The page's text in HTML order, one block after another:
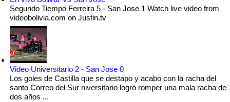
Segundo Tiempo Ferreira 5 - San Jose 1 Watch live video from
videobolivia.com on Justin.tv
Video Universitario 2 - San Jose 0
Los goles de Castilla que se destapo y acabo con la racha del
santo Correo del Sur niversitario logró romper una mala racha de
dos años ...